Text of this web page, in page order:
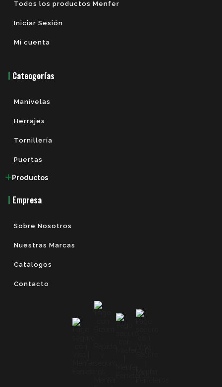
Todos los productos Menfer
Iniciar Sesión
Mi cuenta
Cateogorías
Manivelas
Herrajes
Tornillería
Puertas
Productos
Empresa
Sobre Nosotros
Nuestras Marcas
Catálogos
Contacto